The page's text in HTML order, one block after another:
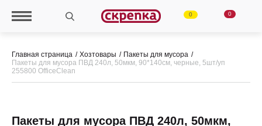
0 0
Главная страница Хозтовары
Пакеты для мусора
Пакеты для мусора ПВД 240л, 50мкм, 90*140см, черные, 5шт/уп
255800 OfficeClean
Пакеты для мусора ПВД 240л, 50мкм,